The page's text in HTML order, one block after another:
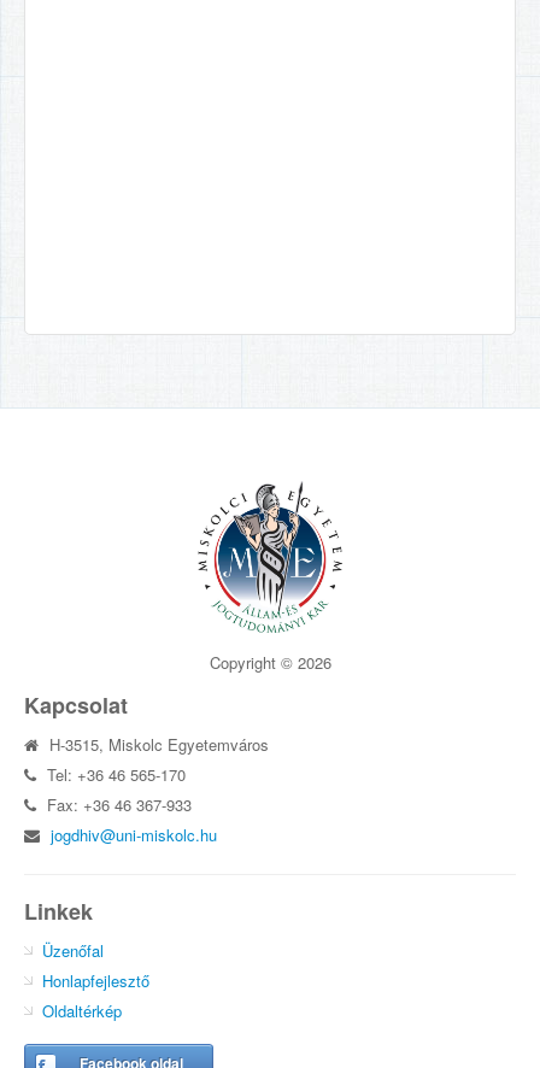
Copyright © 2026
Kapcsolat
H-3515, Miskolc Egyetemváros
Tel: +36 46 565-170
Fax: +36 46 367-933
jogdhiv@uni-miskolc.hu
Linkek
Üzenőfal
Honlapfejlesztő
Oldaltérkép
Facebook oldal